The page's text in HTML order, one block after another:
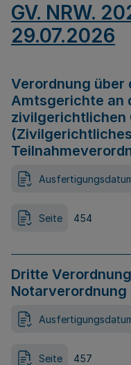
GV. NRW.
29.07.2026
Verordnung über
Amtsgerichte an
zivilgerichtlichen
Seite 454
Dritte
Notarverordnung
Seite 457